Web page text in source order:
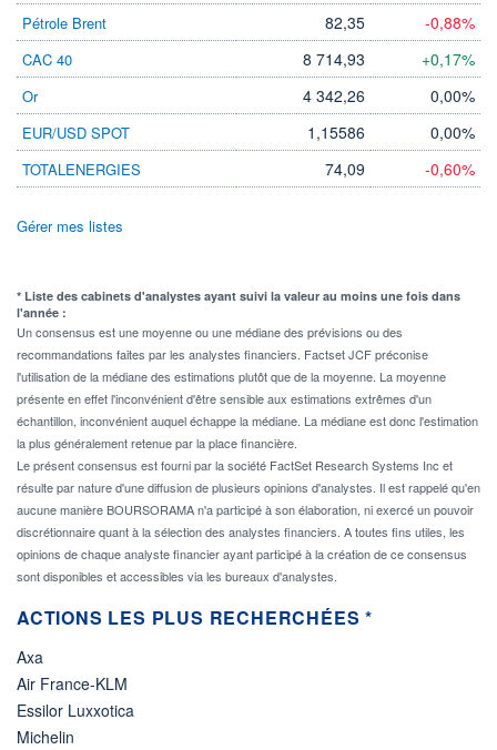
Pétrole Brent 82,35 -0,88%
CAC 40 8 714,93 +0,17%
Or 4 342,26 0,00%
EUR/USD SPOT 1,15586 0,00%
TOTALENERGIES 74,09 -0,60%
Gérer mes listes
* Liste des cabinets d'analystes ayant suivi la valeur au moins une fois dans
l'année :
Un consensus est une moyenne ou une médiane des prévisions ou des
recommandations faites par les analystes financiers. Factset JCF préconise
l'utilisation de la médiane des estimations plutôt que de la moyenne. La moyenne
présente en effet l'inconvénient d'être sensible aux estimations extrêmes d'un
échantillon, inconvénient auquel échappe la médiane. La médiane est donc l'estimation
la plus généralement retenue par la place financière.
Le présent consensus est fourni par la société FactSet Research Systems Inc et
résulte par nature d'une diffusion de plusieurs opinions d'analystes. Il est rappelé qu'en
aucune manière BOURSORAMA n'a participé à son élaboration, ni exercé un pouvoir
discrétionnaire quant à la sélection des analystes financiers. A toutes fins utiles, les
opinions de chaque analyste financier ayant participé à la création de ce consensus
sont disponibles et accessibles via les bureaux d'analystes.
ACTIONS LES PLUS RECHERCHÉES *
Axa
Air France-KLM
Essilor Luxxotica
Michelin